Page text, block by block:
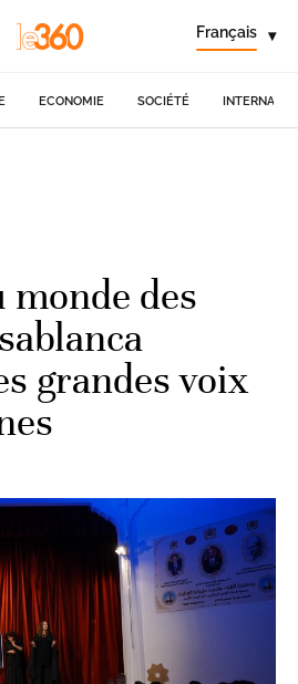
Français ▾
ECONOMIE SOCIÉTÉ
des
grandes voix